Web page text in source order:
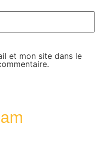
et mon site dans le